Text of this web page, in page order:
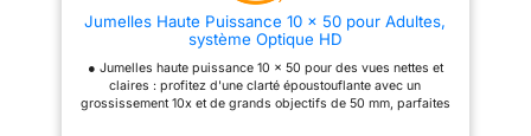
capturer les images les plus
claires, lumineuses et stables.
smartphone】Jumelles peuvent
être utilisées avec un support
de trépied, ce qui est très
Jumelles Haute Puissance 10 x 50 pour Adultes,
système Optique HD
● Jumelles haute puissance 10 x 50 pour des vues nettes et
claires : profitez d'une clarté époustouflante avec un
grossissement 10x et de grands objectifs de 50 mm, parfaites